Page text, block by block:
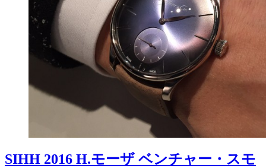
SIHH 2016 H.モーザ ベンチャー・スモ